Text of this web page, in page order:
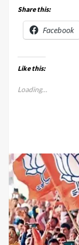
Share this:
Facebook
Like this:
Loading...